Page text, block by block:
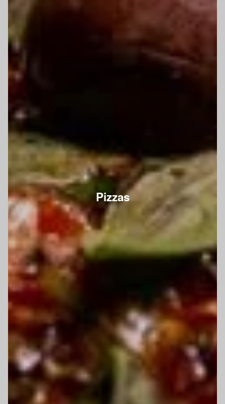
Pizzas